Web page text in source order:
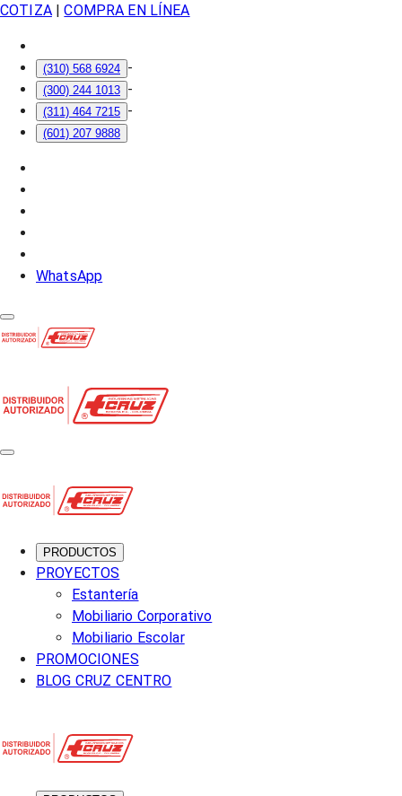
COTIZA| COMPRA EN LÍNEA
(310) 568 6924 -
(300) 244 1013 -
(311) 464 7215 -
(601) 207 9888
WhatsApp
PRODUCTOS
PROYECTOS
Estantería
Mobiliario Corporativo
Mobiliario Escolar
PROMOCIONES
BLOG CRUZ CENTRO